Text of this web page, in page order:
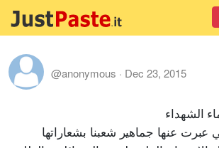
@anonymous · Dec 23, 2015
الشهداء
عبرت عنها جماهير شعبنا بشعاراتها